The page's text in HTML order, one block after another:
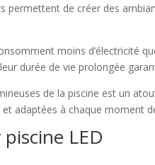
permettent de créer des
moins d’électricité
durée de vie prolongée
de la piscine est un
adaptées à chaque moment
LED